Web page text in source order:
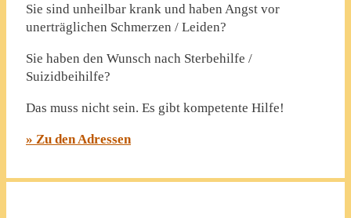
Sie sind unheilbar krank und haben Angst vor
unerträglichen Schmerzen / Leiden?
Sie haben den Wunsch nach Sterbehilfe /
Suizidbeihilfe?
Das muss nicht sein. Es gibt kompetente Hilfe!
» Zu den Adressen